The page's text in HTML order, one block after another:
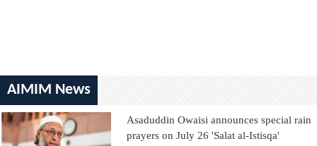
AIMIM News
Asaduddin Owaisi announces special rain
prayers on July 26 'Salat al-Istisqa'